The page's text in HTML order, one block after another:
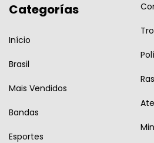
Categorías
Início
Brasil
Mais Vendidos
Bandas
Esportes